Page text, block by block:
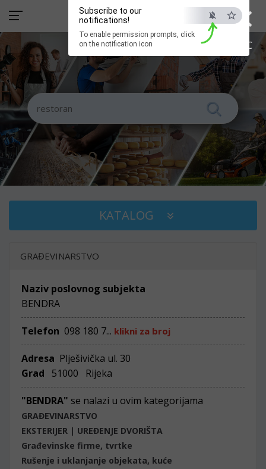
×
ESC
Subscribe to our
notifications!
To enable permission prompts, click
on the notification icon
KATALOG
GRAĐEVINARSTVO
Naziv poslovnog subjekta
BENDRA
Telefon 098 180 7... klikni za broj
Adresa Plješivička ul. 30
Grad
51000 Rijeka
"BENDRA" se nalazi u ovim kategorijama
GRAĐEVINARSTVO
EKSTERIJER | UREĐENJE DVORIŠTA
Građevinske firme, tvrtke
Rušenje i uklanjanje objekata, kuće